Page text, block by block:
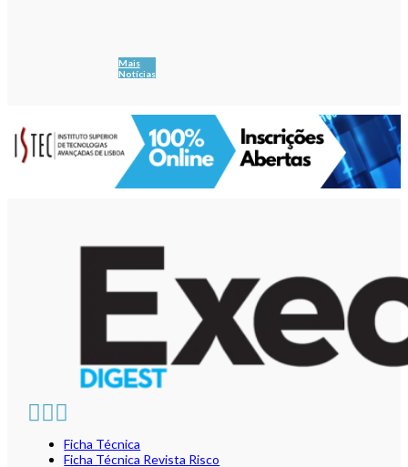
Mais
Notícias
Ficha Técnica
Ficha Técnica Revista Risco